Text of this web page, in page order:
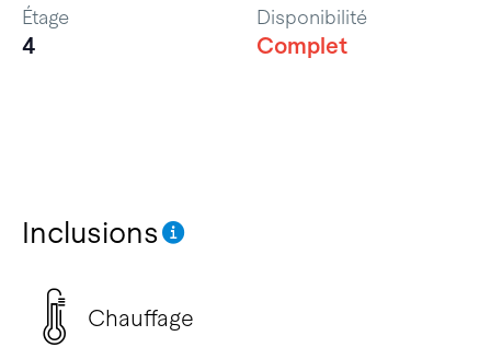
Inclusions
Chauffage
Étage
4
Disponibilité
Complet